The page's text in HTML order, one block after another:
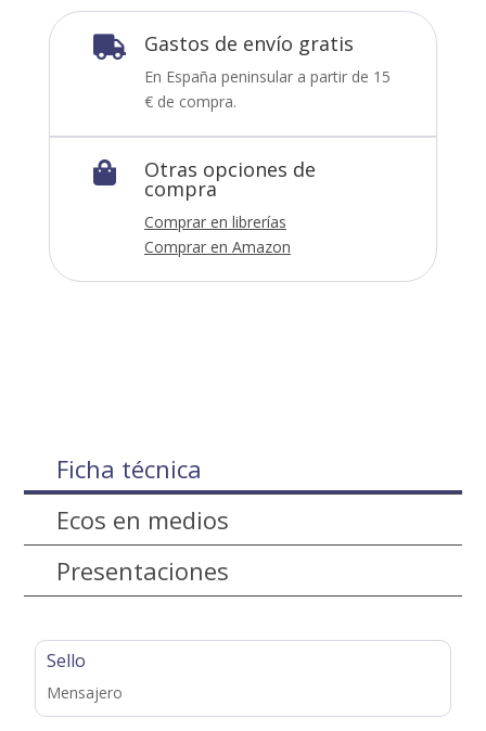
 Gastos de envío gratis
En España peninsular a partir de 15
€ de compra.
 Otras opciones de
compra
Comprar en librerías
Comprar en Amazon
Ficha técnica
Ecos en medios
Presentaciones
Sello
Mensajero